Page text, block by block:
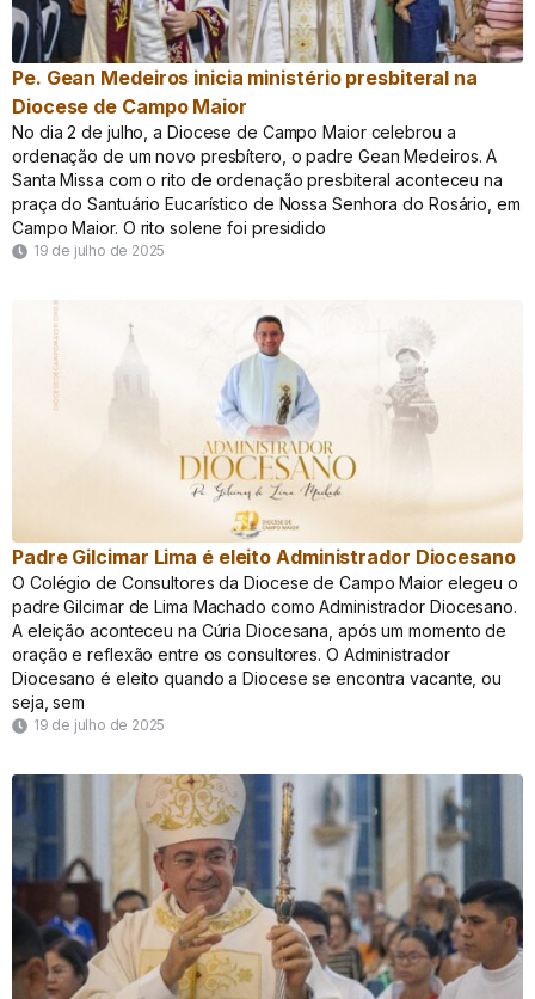
Pe. Gean Medeiros inicia ministério presbiteral na
Diocese de Campo Maior
No dia 2 de julho, a Diocese de Campo Maior celebrou a
ordenação de um novo presbítero, o padre Gean Medeiros. A
Santa Missa com o rito de ordenação presbiteral aconteceu na
praça do Santuário Eucarístico de Nossa Senhora do Rosário, em
Campo Maior. O rito solene foi presidido
19 de julho de 2025
Padre Gilcimar Lima é eleito Administrador Diocesano
O Colégio de Consultores da Diocese de Campo Maior elegeu o
padre Gilcimar de Lima Machado como Administrador Diocesano.
A eleição aconteceu na Cúria Diocesana, após um momento de
oração e reflexão entre os consultores. O Administrador
Diocesano é eleito quando a Diocese se encontra vacante, ou
seja, sem
19 de julho de 2025